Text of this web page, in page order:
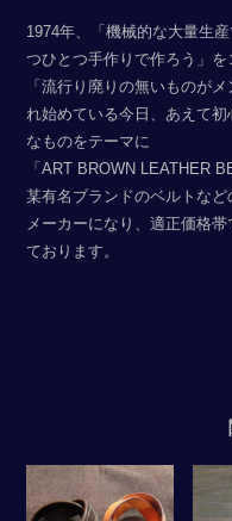
1974年、「機械的な大量生
つひとつ手作りで作ろう」を
「流行り廃りの無いものが
れ始めている今日、あえて
なものをテーマに
「ART BROWN LEATHER
某有名ブランドのベルトな
メーカーになり、適正価格
ております。